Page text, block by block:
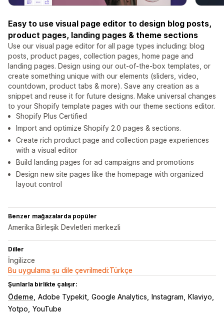
Easy to use visual page editor to design blog posts,
product pages, landing pages & theme sections
Use our visual page editor for all page types including: blog
posts, product pages, collection pages, home page and
landing pages. Design using our out-of-the-box templates, or
create something unique with our elements (sliders, video,
countdown, product tabs & more). Save any creation as a
snippet and reuse it for future designs. Make universal changes
to your Shopify template pages with our theme sections editor.
Shopify Plus Certified
Import and optimize Shopify 2.0 pages & sections.
Create rich product page and collection page experiences
with a visual editor
Build landing pages for ad campaigns and promotions
Design new site pages like the homepage with organized
layout control
Benzer mağazalarda popüler
Amerika Birleşik Devletleri merkezli
Diller
İngilizce
Bu uygulama şu dile çevrilmedi:Türkçe
Şunlarla birlikte çalışır:
Ödeme Adobe Typekit Google Analytics Instagram
Klaviyo
Yotpo YouTube